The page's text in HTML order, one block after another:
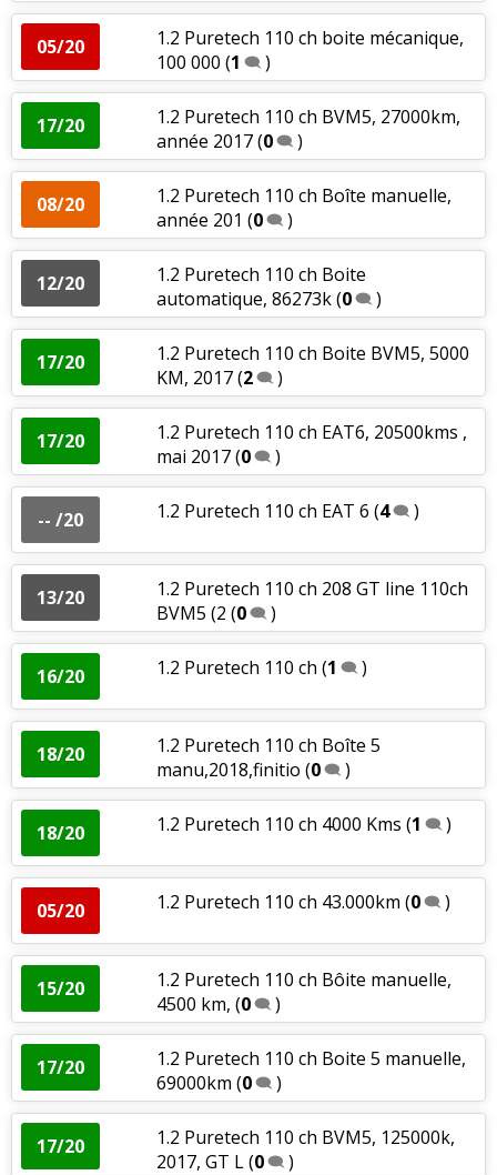
05/20
1.2 Puretech 110 ch boite mécanique,
100 000 (1 )
17/20
1.2 Puretech 110 ch BVM5, 27000km,
année 2017(0 )
08/20
1.2 Puretech 110 ch Boîte manuelle,
année 201 (0 )
12/20
1.2 Puretech 110 ch Boite
automatique, 86273k(0 )
17/20
1.2 Puretech 110 ch Boite BVM5, 5000
KM, 2017(2 )
17/20
1.2 Puretech 110 ch EAT6, 20500kms ,
mai 2017(0 )
-- /20 1.2 Puretech 110 ch EAT 6 (4 )
13/20
1.2 Puretech 110 ch 208 GT line 110ch
BVM5 (2 (0 )
16/20 1.2 Puretech 110 ch (1 )
18/20
1.2 Puretech 110 ch Boîte 5
manu,2018,finitio (0 )
18/20 1.2 Puretech 110 ch 4000 Kms (1 )
05/20 1.2 Puretech 110 ch 43.000km (0 )
15/20
1.2 Puretech 110 ch Bôite manuelle,
4500 km, (0 )
17/20
1.2 Puretech 110 ch Boite 5 manuelle,
69000km (0 )
17/20
1.2 Puretech 110 ch BVM5, 125000k,
2017, GT L(0 )